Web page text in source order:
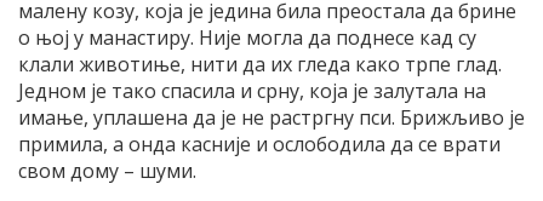
малену козу, која је једина била преостала да брине
о њој у манастиру. Није могла да поднесе кад су
клали животиње, нити да их гледа како трпе глад.
Једном је тако спасила и срну, која је залутала на
имање, уплашена да је не растргну пси. Брижљиво је
примила, а онда касније и ослободила да се врати
свом дому – шуми.